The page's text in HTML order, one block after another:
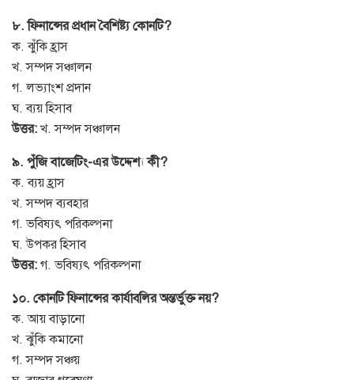
৮. ফিনান্সের প্রধান বৈশিষ্ট্য কোনটি?
ক. ঝুঁকি হ্রাস
খ. সম্পদ সঞ্চালন
গ. লভ্যাংশ প্রদান
ঘ. ব্যয় হিসাব
উত্তর: খ. সম্পদ সঞ্চালন
৯. পুঁজি বাজেটিং-এর উদ্দেশ্য কী?
ক. ব্যয় হ্রাস
খ. সম্পদ ব্যবহার
গ. ভবিষ্যৎ পরিকল্পনা
ঘ. উপকর হিসাব
উত্তর: গ. ভবিষ্যৎ পরিকল্পনা
১০. কোনটি ফিনান্সের কার্যাবলির অন্তর্ভুক্ত নয়?
ক. আয় বাড়ানো
খ. ঝুঁকি কমানো
গ. সম্পদ সঞ্চয়